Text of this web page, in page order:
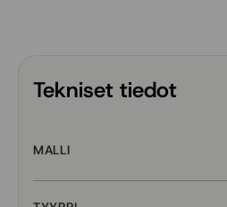
Tekniset tiedot
MALLI